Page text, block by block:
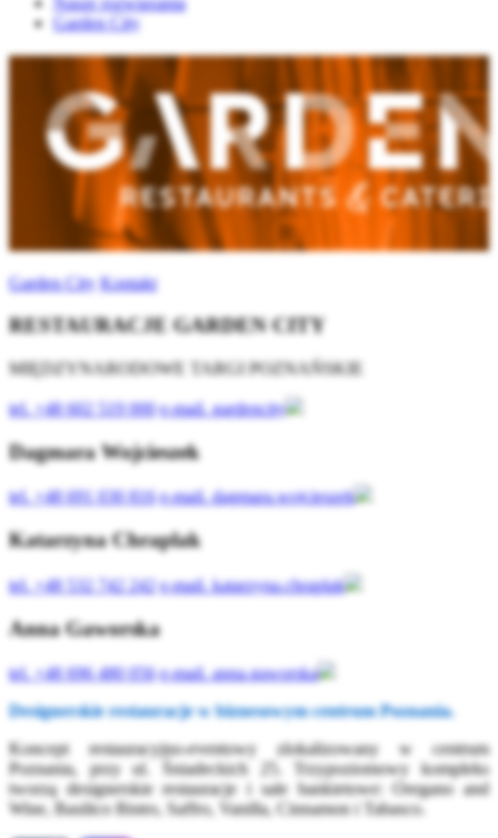
Garden City
Garden City Kontakt
RESTAURACJE GARDEN CITY
MIĘDZYNARODOWE TARGI POZNAŃSKIE
tel.+48 602 519 000 e-mail.gardencity
Dagmara Wojcieszek
tel.+48 691 030 816 e-mail.dagmara.wojcieszek
Katarzyna Chraplak
tel.+48 532 742 242 e-mail.katarzyna.chraplak
Anna Gaworska
tel.+48 696 480 056 e-mail.anna.gaworska
Designerskie restauracje w biznesowym centrum Poznania.
Koncept restauracyjno-eventowy zlokalizowany w centrum
Poznania, przy ul. Śniadeckich 25. Trzypoziomowy kompleks
tworzą designerskie restauracje i sale bankietowe: Oregano and
Wine, Basilico Bistro, Saffro, Vanilla, Cinnamon i Tabasco.